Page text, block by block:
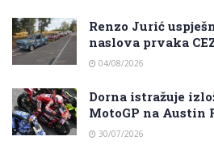
Renzo Jurić
naslova prvaka
04/08/2026
Dorna istražuje
MotoGP na Austin
30/07/2026